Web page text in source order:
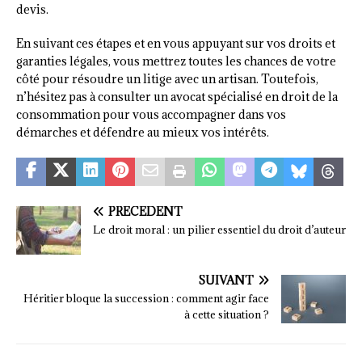
devis.
En suivant ces étapes et en vous appuyant sur vos droits et
garanties légales, vous mettrez toutes les chances de votre
côté pour résoudre un litige avec un artisan. Toutefois,
n’hésitez pas à consulter un avocat spécialisé en droit de la
consommation pour vous accompagner dans vos
démarches et défendre au mieux vos intérêts.
PRÉCÉDENT
Le droit moral : un pilier essentiel du droit d’auteur
SUIVANT
Héritier bloque la succession : comment agir face
à cette situation ?